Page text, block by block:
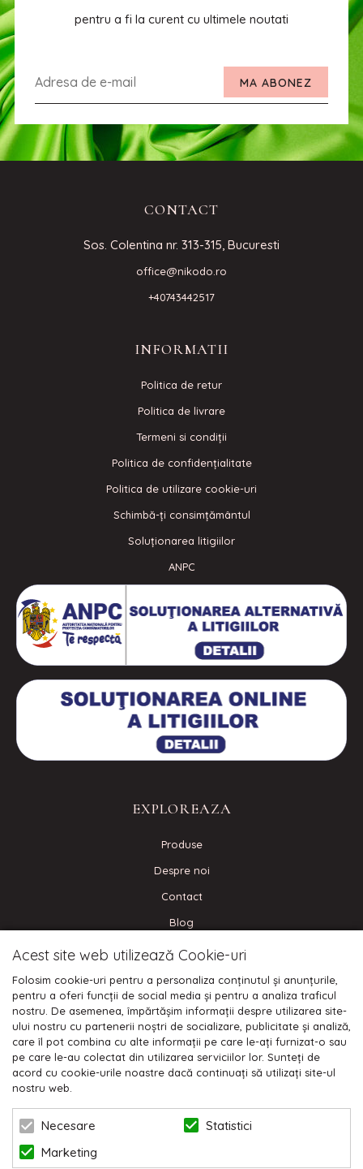
pentru a fi la curent cu ultimele noutati
MA ABONEZ
© 2026 NIKODO | POWERED BY
CONTACT
Sos. Colentina nr. 313-315, Bucuresti
office@nikodo.ro
+40743442517
INFORMATII
Politica de retur
Politica de livrare
Termeni si condiţii
Politica de confidenţialitate
Politica de utilizare cookie-uri
Schimbă-ți consimțământul
Soluționarea litigiilor
ANPC
EXPLOREAZA
Produse
Despre noi
Contact
Blog
CONECTEAZA-TE
Plata cu cardul:
Acest site web utilizează Cookie-uri
Folosim cookie-uri pentru a personaliza conținutul și anunțurile,
pentru a oferi funcții de social media și pentru a analiza traficul
nostru. De asemenea, împărtășim informații despre utilizarea site-
ului nostru cu partenerii noștri de socializare, publicitate și analiză,
care îl pot combina cu alte informații pe care le-ați furnizat-o sau
pe care le-au colectat din utilizarea serviciilor lor. Sunteți de
acord cu cookie-urile noastre dacă continuați să utilizați site-ul
nostru web.
Necesare
Statistici
Marketing